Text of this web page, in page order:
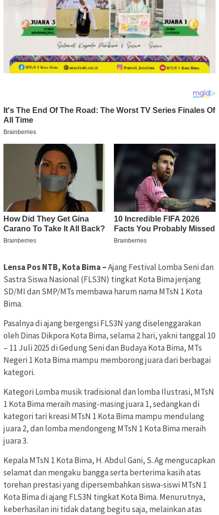
Lensa Pos NTB, Kota Bima –Ajang Festival Lomba Seni dan
Sastra Siswa Nasional (FLS3N) tingkat Kota Bima jenjang
SD/MI dan SMP/MTs membawa harum nama MTsN 1 Kota
Bima.
Pasalnya di ajang bergengsi FLS3N yang diselenggarakan
oleh Dinas Dikpora Kota Bima, selama 2 hari, yakni tanggal 10
– 11 Juli 2025 di Gedung Seni dan Budaya Kota Bima, MTs
Negeri 1 Kota Bima mampu memborong juara dari berbagai
kategori.
Kategori Lomba musik tradisional dan lomba Ilustrasi, MTsN
1 Kota Bima meraih masing-masing juara 1, sedangkan di
kategori tari kreasi MTsN 1 Kota Bima mampu mendulang
juara 2, dan lomba mendongeng MTsN 1 Kota Bima meraih
juara 3.
Kepala MTsN 1 Kota Bima, H. Abdul Gani, S. Ag mengucapkan
selamat dan mengaku bangga serta berterima kasih atas
torehan prestasi yang dipersembahkan siswa-siswi MTsN 1
Kota Bima di ajang FLS3N tingkat Kota Bima. Menurutnya,
keberhasilan ini tidak datang begitu saja, melainkan atas